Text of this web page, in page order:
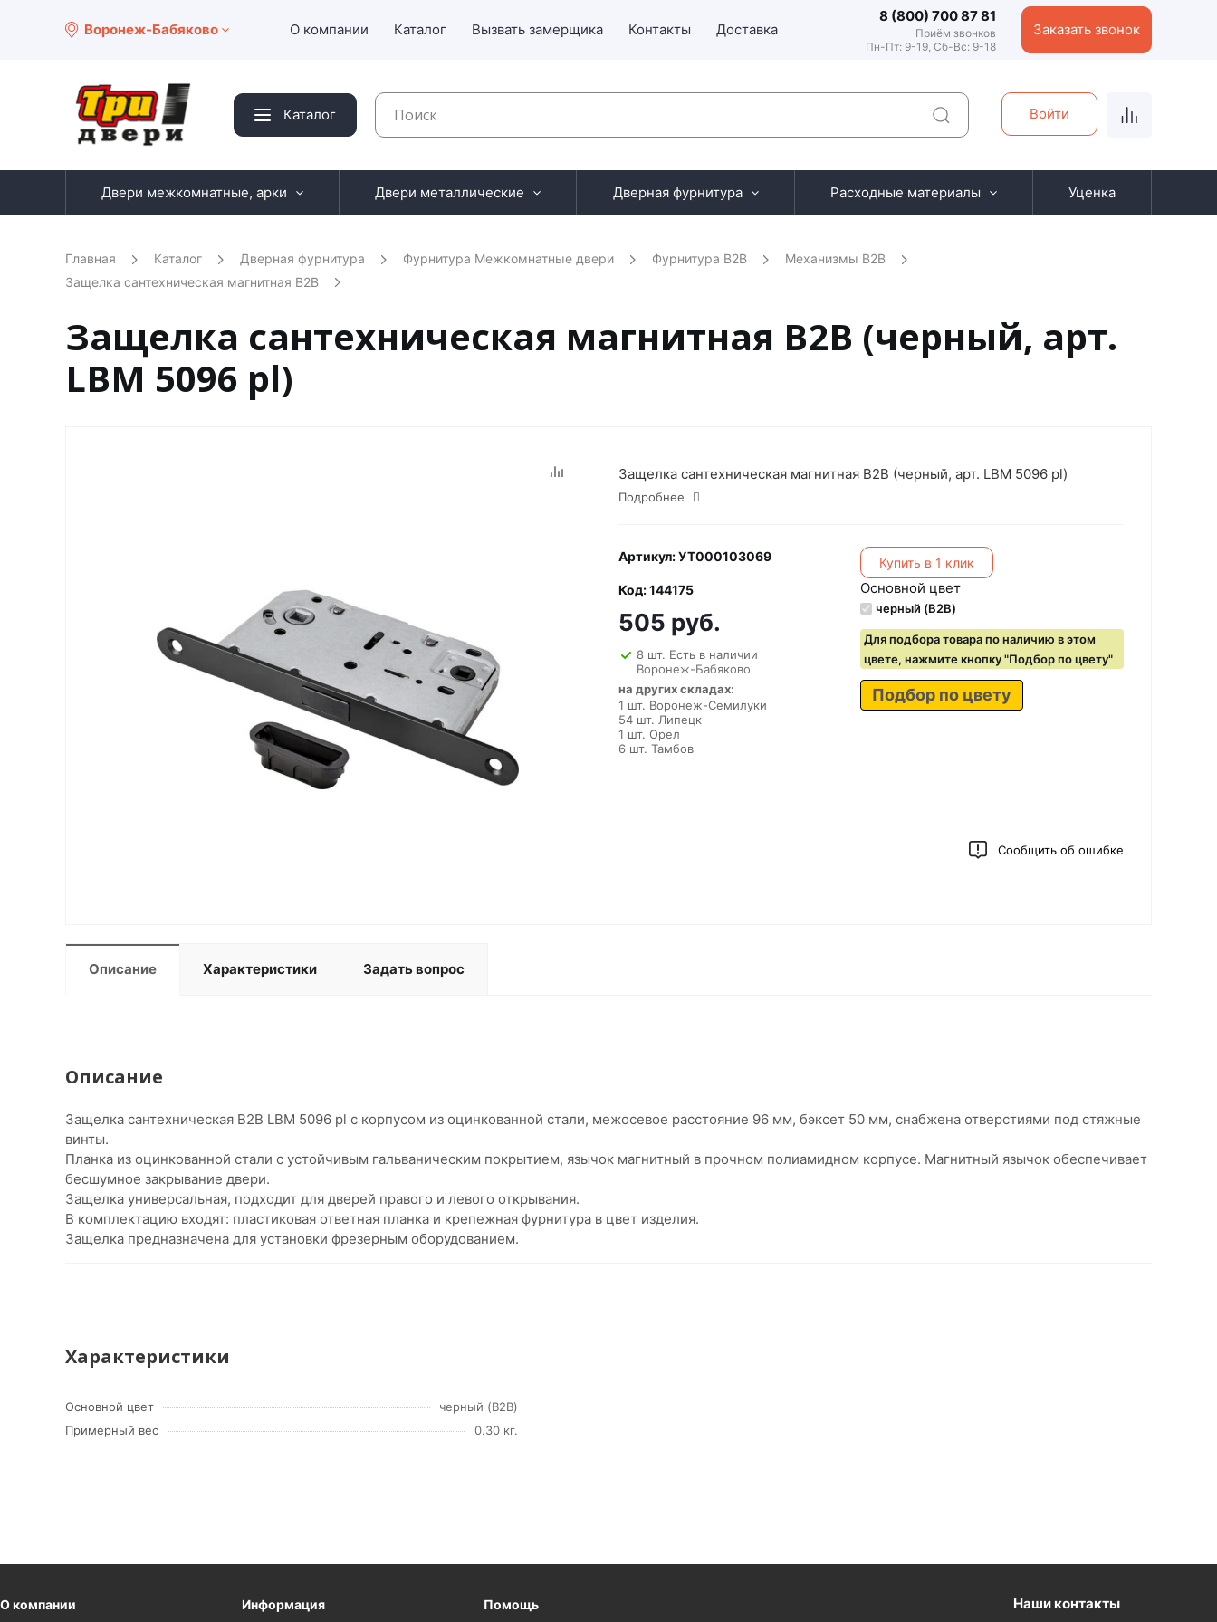
Воронеж-Бабяково О компании Каталог Вызвать замерщика Контакты Доставка
8 (800) 700 87 81
Приём звонков
Пн-Пт: 9-19, Сб-Вс: 9-18
Заказать звонок
Каталог Войти
Двери межкомнатные, арки Двери металлические Дверная фурнитура Расходные материалы Уценка
Главная Каталог Дверная фурнитура Фурнитура Межкомнатные двери Фурнитура B2B
Механизмы B2B
Защелка сантехническая магнитная B2B
Защелка сантехническая магнитная B2B (черный, арт.
LBM 5096 pl)
Защелка сантехническая магнитная B2B (черный, арт. LBM 5096 pl)
Подробнее
Артикул: УТ000103069
Код: 144175
505 руб.
8 шт. Есть в наличии
Воронеж-Бабяково
на других складах:
1 шт. Воронеж-Семилуки
54 шт. Липецк
1 шт. Орел
6 шт. Тамбов
Купить в 1 клик
Основной цвет
черный (B2B)
Для подбора товара по наличию в этом
цвете, нажмите кнопку "Подбор по цвету"
Подбор по цвету
Сообщить об ошибке
Описание Характеристики Задать вопрос
Описание
Защелка сантехническая B2B LBM 5096 pl с корпусом из оцинкованной стали, межосевое расстояние 96 мм, бэксет 50 мм, снабжена отверстиями под стяжные
винты.
Планка из оцинкованной стали с устойчивым гальваническим покрытием, язычок магнитный в прочном полиамидном корпусе. Магнитный язычок обеспечивает
бесшумное закрывание двери.
Защелка универсальная, подходит для дверей правого и левого открывания.
В комплектацию входят: пластиковая ответная планка и крепежная фурнитура в цвет изделия.
Защелка предназначена для установки фрезерным оборудованием.
Характеристики
Основной цвет
черный (B2B)
Примерный вес
0.30 кг.
О компании Информация Помощь Наши контакты